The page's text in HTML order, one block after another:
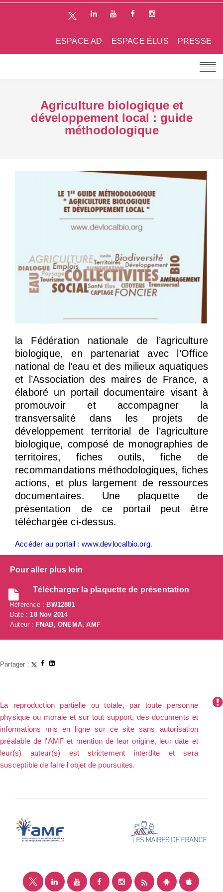
PRESSE
ESPACE ÉLUS
ESPACE AD
Agriculture biologique et
développement local : guide
méthodologique
la Fédération nationale de l’agriculture
biologique, en partenariat avec l’Office
national de l’eau et des milieux aquatiques
et l’Association des maires de France, a
élaboré un portail documentaire visant à
promouvoir et accompagner la
transversalité dans les projets de
développement territorial de l’agriculture
biologique, composé de monographies de
territoires, fiches outils, fiche de
recommandations méthodologiques, fiches
actions, et plus largement de ressources
documentaires. Une plaquette de
présentation de ce portail peut être
téléchargée ci-dessus.
Accéder au portail : www.devlocalbio.org.
Pour aller plus loin
Télécharger la plaquette de présentation
Référence : BW12881
Date :18 Nov 2014
Auteur : FNAB, ONEMA, AMF
Partager :
La reproduction partielle ou totale, par toute personne
physique ou morale et sur tout support, des documents et
informations mis en ligne sur ce site sans autorisation
préalable de l'AMF et mention de leur origine, leur date et
leur(s) auteur(s) est strictement interdite et sera
susceptible de faire l'objet de poursuites.